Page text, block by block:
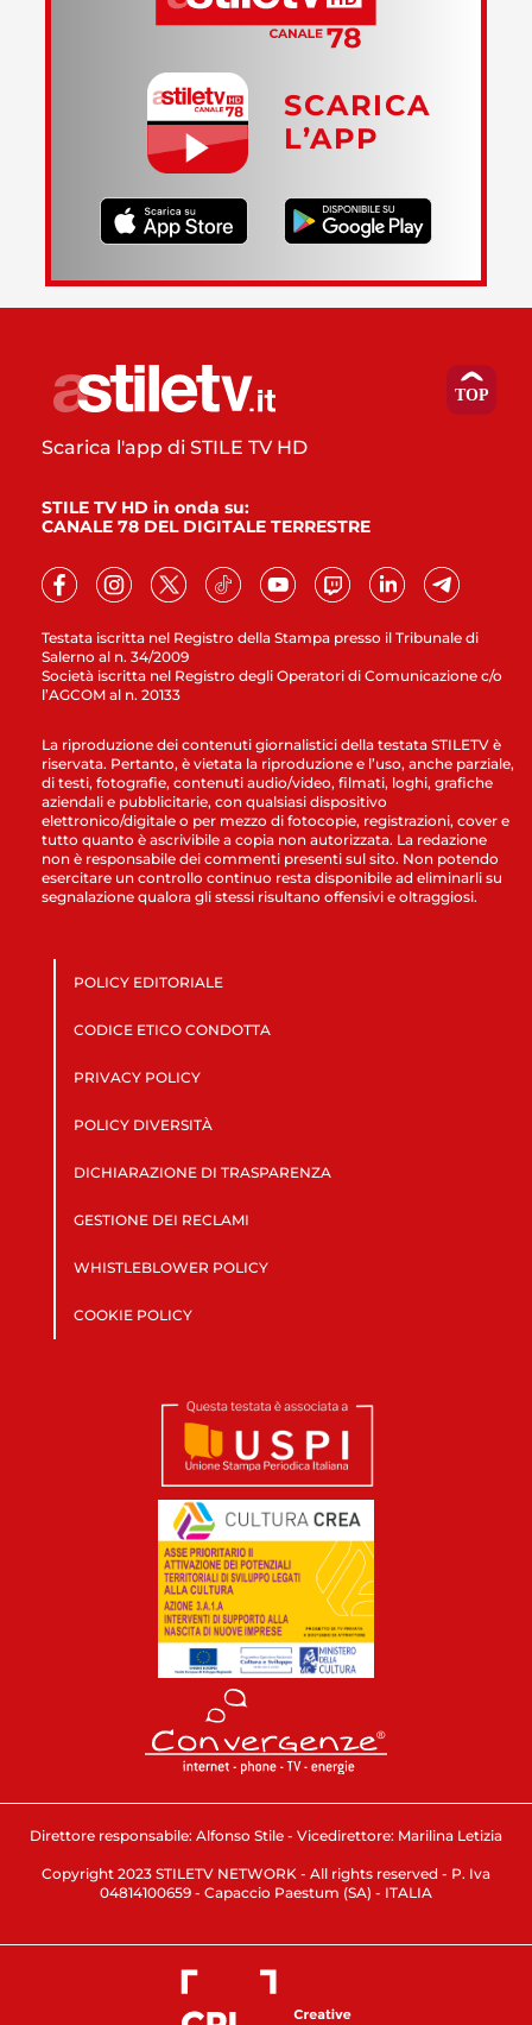
SCARICA
L’APP
Testata iscritta nel Registro della Stampa presso il Tribunale di
Salerno al n. 34/2009
Società iscritta nel Registro degli Operatori di Comunicazione c/o
l’AGCOM al n. 20133
Scarica l'app di STILE TV HD
STILE TV HD in onda su:
CANALE 78 DEL DIGITALE TERRESTRE
La riproduzione dei contenuti giornalistici della testata STILETV è
riservata. Pertanto, è vietata la riproduzione e l’uso, anche parziale,
di testi, fotografie, contenuti audio/video, filmati, loghi, grafiche
aziendali e pubblicitarie, con qualsiasi dispositivo
elettronico/digitale o per mezzo di fotocopie, registrazioni, cover e
tutto quanto è ascrivibile a copia non autorizzata. La redazione
non è responsabile dei commenti presenti sul sito. Non potendo
esercitare un controllo continuo resta disponibile ad eliminarli su
segnalazione qualora gli stessi risultano offensivi e oltraggiosi.
POLICY EDITORIALE
CODICE ETICO CONDOTTA
PRIVACY POLICY
POLICY DIVERSITÀ
DICHIARAZIONE DI TRASPARENZA
GESTIONE DEI RECLAMI
WHISTLEBLOWER POLICY
COOKIE POLICY
Direttore responsabile: Alfonso Stile - Vicedirettore: Marilina Letizia
Copyright 2023 STILETV NETWORK - All rights reserved - P. Iva
04814100659 - Capaccio Paestum (SA) - ITALIA